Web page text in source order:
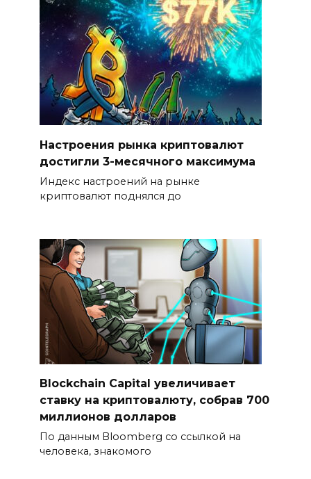
Настроения рынка криптовалют
достигли 3-месячного максимума
Индекс настроений на рынке
криптовалют поднялся до
Blockchain Capital увеличивает
ставку на криптовалюту, собрав 700
миллионов долларов
По данным Bloomberg со ссылкой на
человека, знакомого